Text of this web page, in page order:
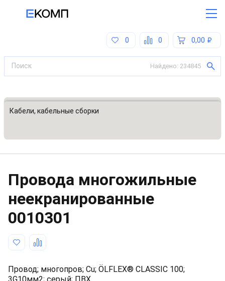
0,00
0
0
Найдено: 234845
Все категории
Кабели, кабельные сборки
Провода многожильные
неекранированные
0010301
Провод; многопров; Cu; ÖLFLEX® CLASSIC 100;